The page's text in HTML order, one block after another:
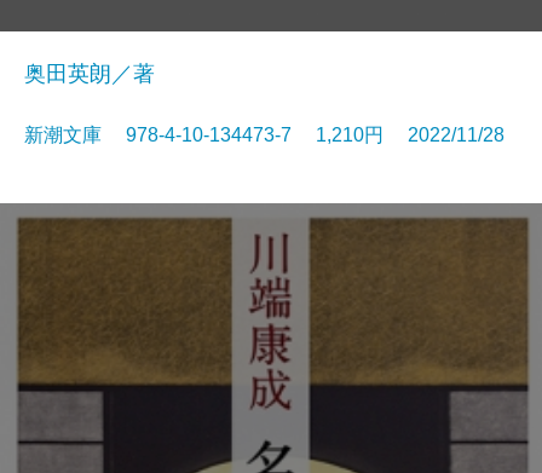
奥田英朗／著
新潮文庫 978-4-10-134473-7 1,210円 2022/11/28